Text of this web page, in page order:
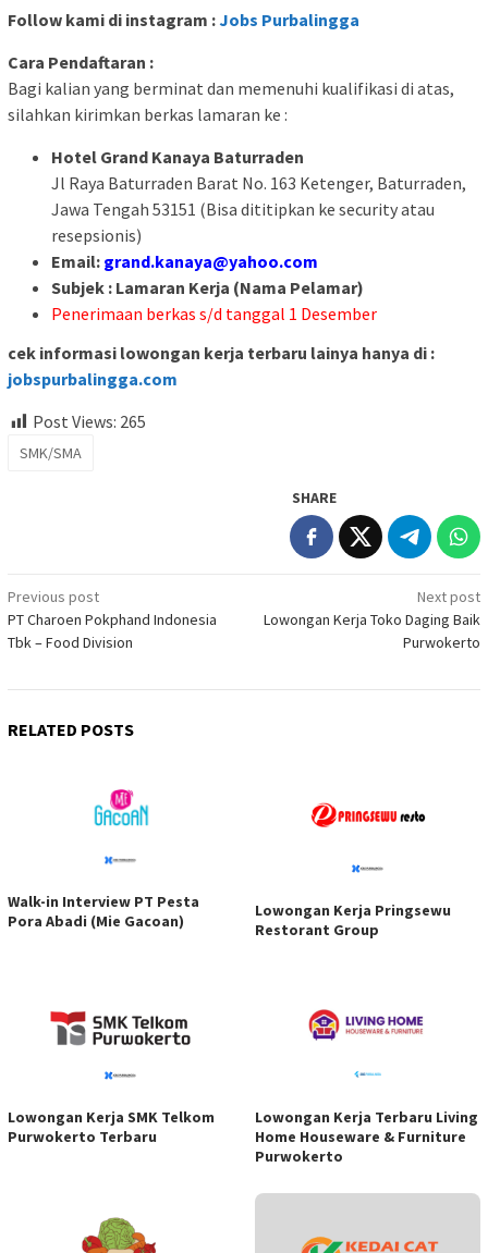
Follow kami di instagram :Jobs Purbalingga
Cara Pendaftaran :
Bagi kalian yang berminat dan memenuhi kualifikasi di atas,
silahkan kirimkan berkas lamaran ke :
Hotel Grand Kanaya Baturraden
Jl Raya Baturraden Barat No. 163 Ketenger, Baturraden,
Jawa Tengah 53151 (Bisa dititipkan ke security atau
resepsionis)
Email: grand.kanaya@yahoo.com
Subjek : Lamaran Kerja (Nama Pelamar)
Penerimaan berkas s/d tanggal 1 Desember
cek informasi lowongan kerja terbaru lainya hanya di :
jobspurbalingga.com
Post Views: 265
SMK/SMA
SHARE
Post
navigation
Previous post
PT Charoen Pokphand Indonesia
Tbk – Food Division
Next post
Lowongan Kerja Toko Daging Baik
Purwokerto
RELATED POSTS
Walk-in Interview PT Pesta
Pora Abadi (Mie Gacoan)
Lowongan Kerja Pringsewu
Restorant Group
Lowongan Kerja SMK Telkom
Purwokerto Terbaru
Lowongan Kerja Terbaru Living
Home Houseware & Furniture
Purwokerto